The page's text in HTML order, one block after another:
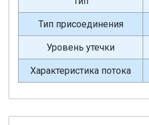
Тип присоединения
Уровень утечки
Характеристика потока